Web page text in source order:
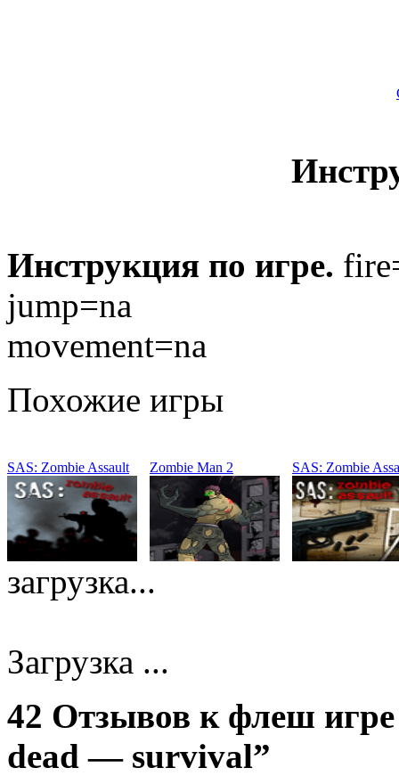
Инструкция по игре.
jump=na
movement=na
Похожие игры
SAS: Zombie Assault Zombie Man 2 SAS: Zombie
загрузка...
Загрузка ...
42 Отзывов к флеш
dead — survival”